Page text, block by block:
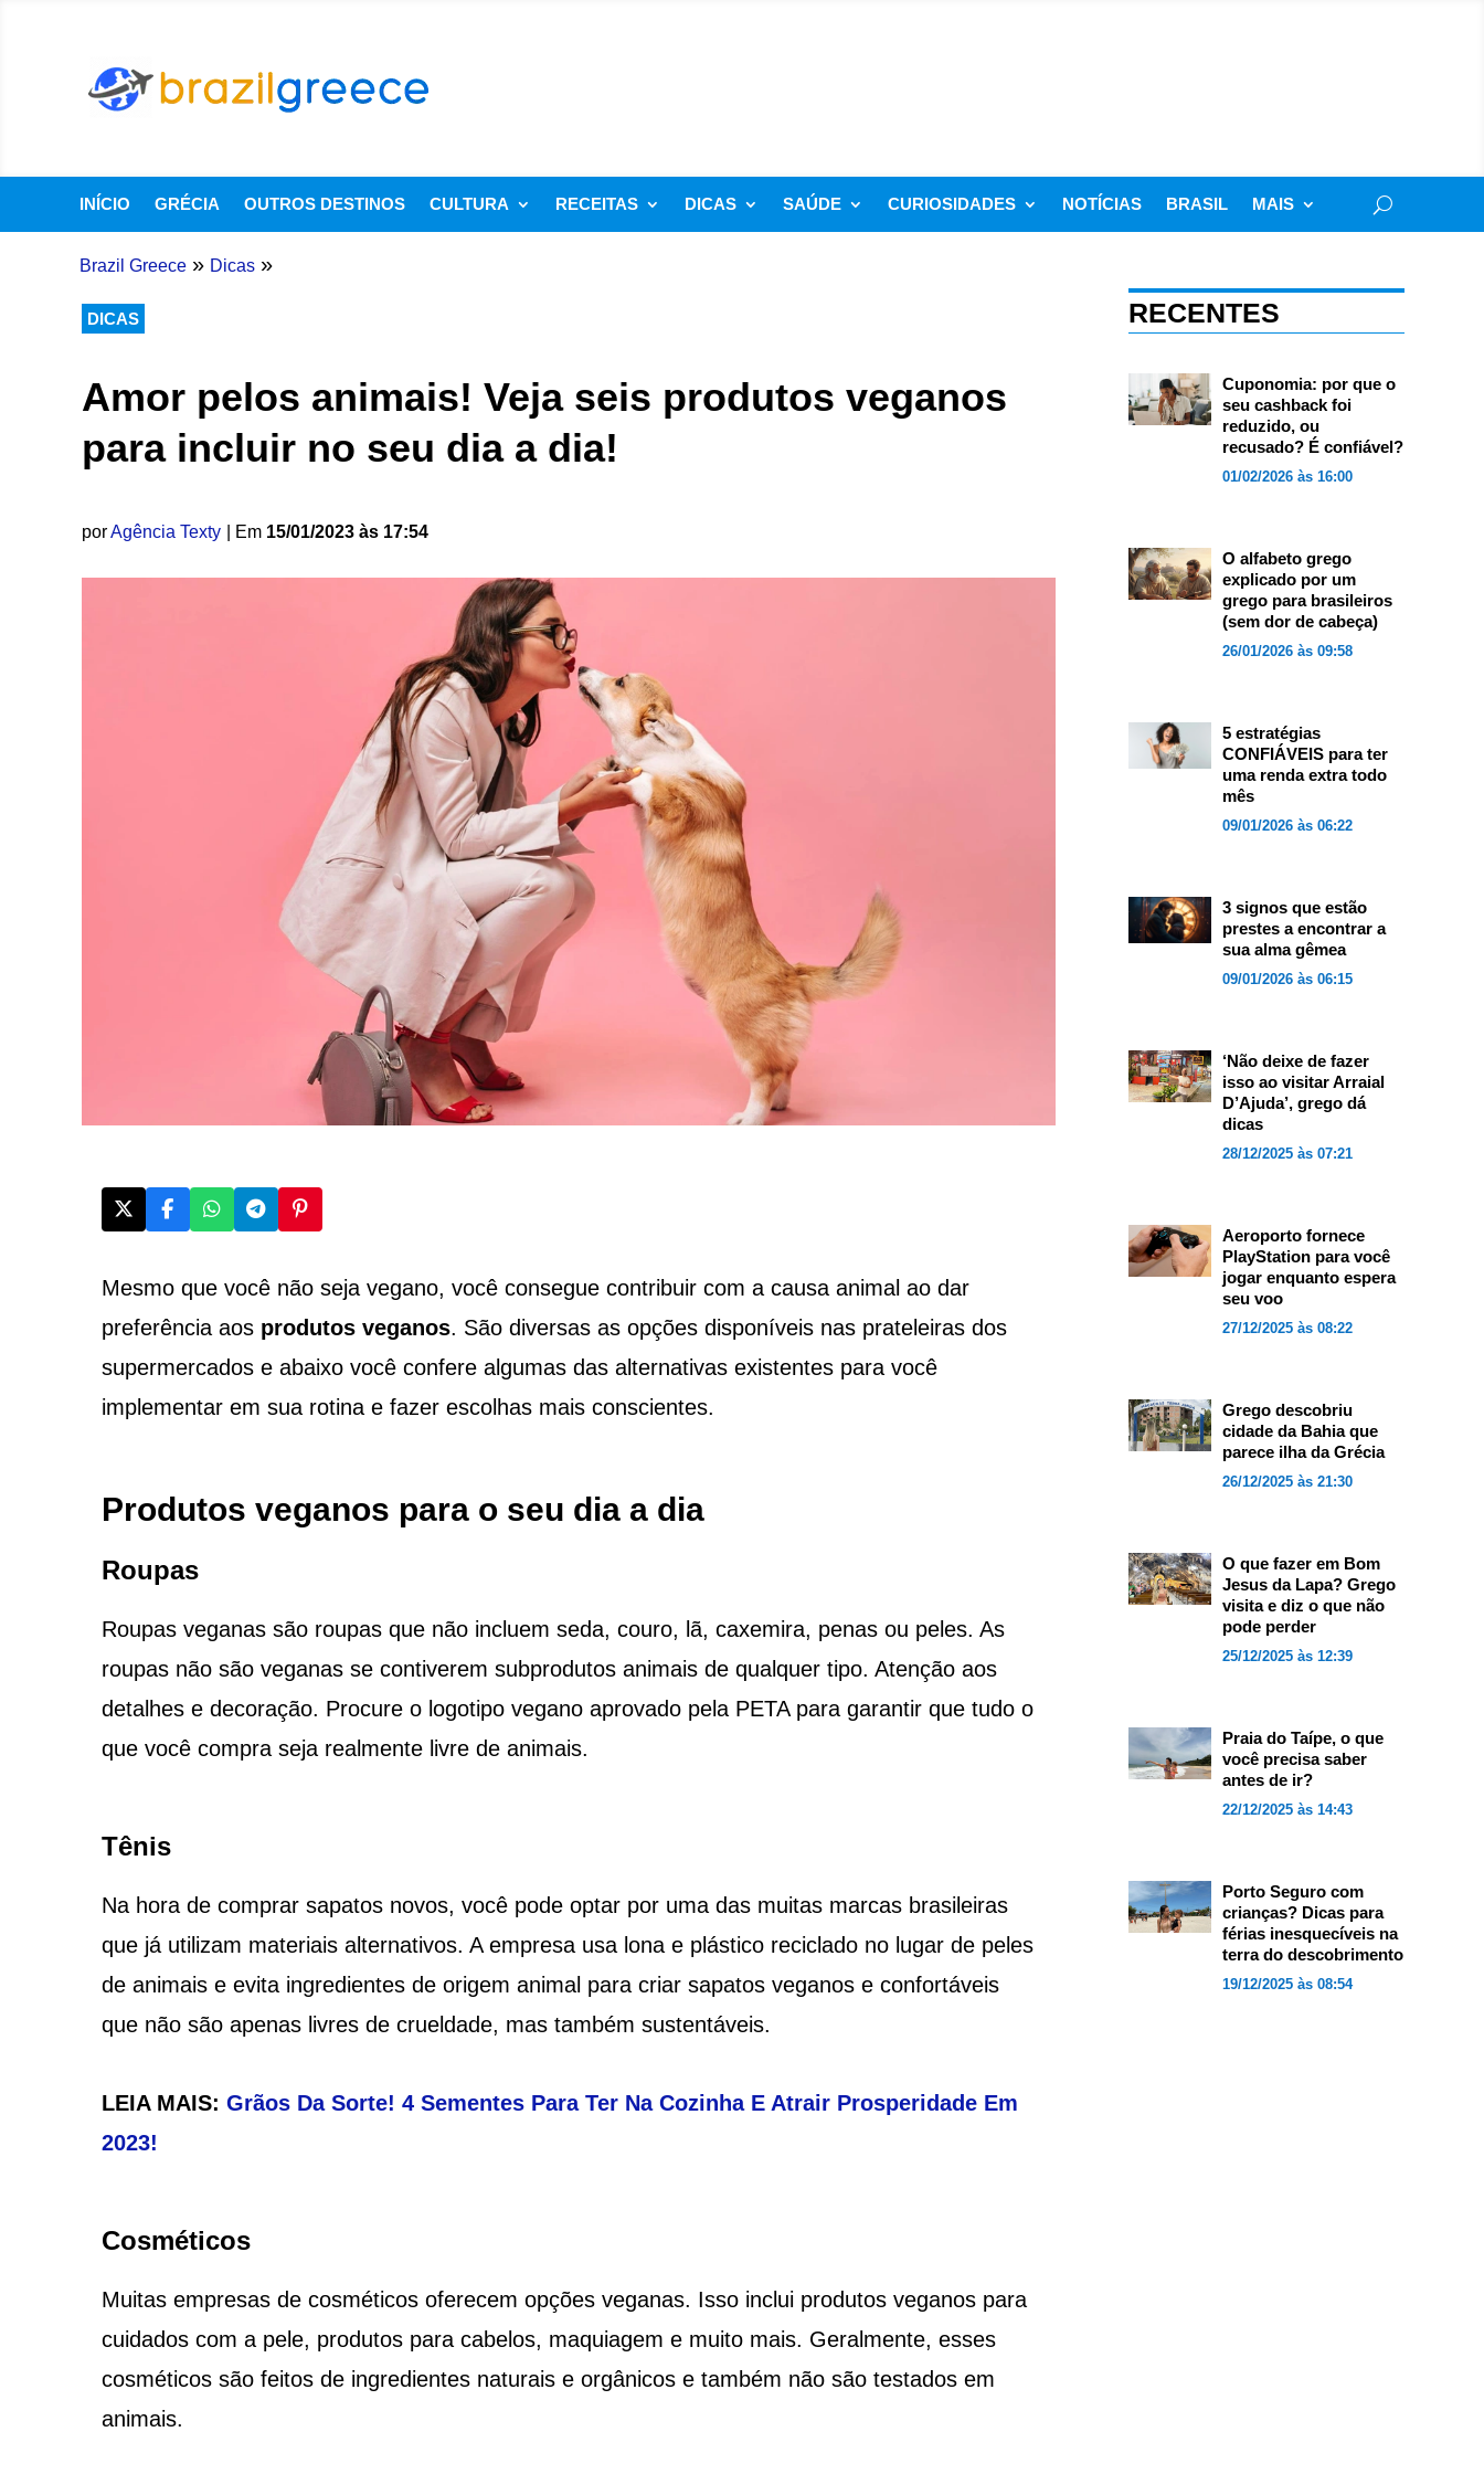
INÍCIO GRÉCIA OUTROS DESTINOS CULTURA RECEITAS DICAS SAÚDE CURIOSIDADES NOTÍCIAS BRASIL MAIS
Brazil Greece » Dicas »
DICAS
Amor pelos animais! Veja seis produtos veganos
para incluir no seu dia a dia!
porAgência Texty | Em 15/01/2023 às 17:54
Mesmo que você não seja vegano, você consegue contribuir com a causa animal ao dar
preferência aos produtos veganos. São diversas as opções disponíveis nas prateleiras dos
supermercados e abaixo você confere algumas das alternativas existentes para você
implementar em sua rotina e fazer escolhas mais conscientes.
Produtos veganos para o seu dia a dia
Roupas
Roupas veganas são roupas que não incluem seda, couro, lã, caxemira, penas ou peles. As
roupas não são veganas se contiverem subprodutos animais de qualquer tipo. Atenção aos
detalhes e decoração. Procure o logotipo vegano aprovado pela PETA para garantir que tudo o
que você compra seja realmente livre de animais.
Tênis
Na hora de comprar sapatos novos, você pode optar por uma das muitas marcas brasileiras
que já utilizam materiais alternativos. A empresa usa lona e plástico reciclado no lugar de peles
de animais e evita ingredientes de origem animal para criar sapatos veganos e confortáveis ​​
que não são apenas livres de crueldade, mas também sustentáveis.
LEIA MAIS: Grãos Da Sorte! 4 Sementes Para Ter Na Cozinha E Atrair Prosperidade Em
2023!
Cosméticos
Muitas empresas de cosméticos oferecem opções veganas. Isso inclui produtos veganos para
cuidados com a pele, produtos para cabelos, maquiagem e muito mais. Geralmente, esses
cosméticos são feitos de ingredientes naturais e orgânicos e também não são testados em
animais.
RECENTES
Cuponomia: por que o
seu cashback foi
reduzido, ou
recusado? É confiável?
01/02/2026 às 16:00
O alfabeto grego
explicado por um
grego para brasileiros
(sem dor de cabeça)
26/01/2026 às 09:58
5 estratégias
CONFIÁVEIS para ter
uma renda extra todo
mês
09/01/2026 às 06:22
3 signos que estão
prestes a encontrar a
sua alma gêmea
09/01/2026 às 06:15
‘Não deixe de fazer
isso ao visitar Arraial
D’Ajuda’, grego dá
dicas
28/12/2025 às 07:21
Aeroporto fornece
PlayStation para você
jogar enquanto espera
seu voo
27/12/2025 às 08:22
Grego descobriu
cidade da Bahia que
parece ilha da Grécia
26/12/2025 às 21:30
O que fazer em Bom
Jesus da Lapa? Grego
visita e diz o que não
pode perder
25/12/2025 às 12:39
Praia do Taípe, o que
você precisa saber
antes de ir?
22/12/2025 às 14:43
Porto Seguro com
crianças? Dicas para
férias inesquecíveis na
terra do descobrimento
19/12/2025 às 08:54